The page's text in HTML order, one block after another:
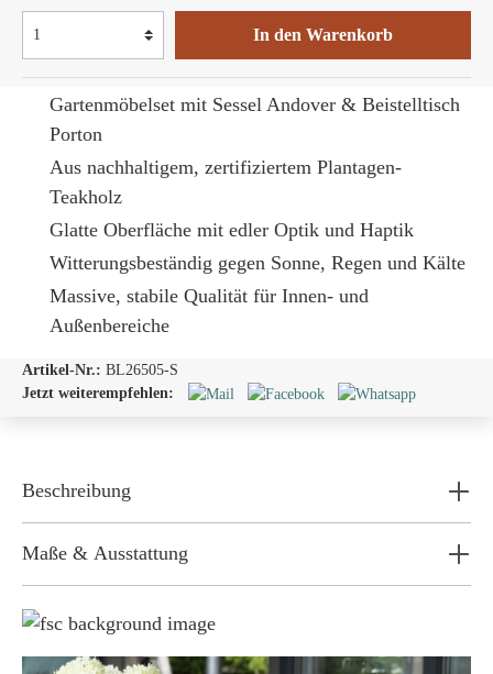
Gartenmöbelset mit Sessel Andover & Beistelltisch
Porton
Aus nachhaltigem, zertifiziertem Plantagen-
Teakholz
Glatte Oberfläche mit edler Optik und Haptik
Witterungsbeständig gegen Sonne, Regen und Kälte
Massive, stabile Qualität für Innen- und
Außenbereiche
In den Warenkorb
Artikel-Nr.: BL26505-S
Jetzt weiterempfehlen:
Beschreibung
Maße & Ausstattung